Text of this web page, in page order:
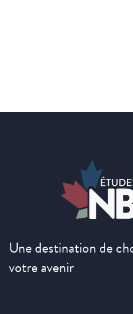
Une destination de
votre avenir